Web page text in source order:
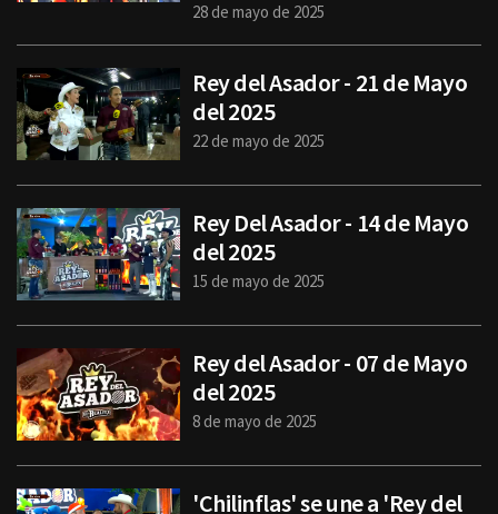
28 de mayo de 2025
Rey del Asador - 21 de Mayo
del 2025
22 de mayo de 2025
Rey Del Asador - 14 de Mayo
del 2025
15 de mayo de 2025
Rey del Asador - 07 de Mayo
del 2025
8 de mayo de 2025
'Chilinflas' se une a 'Rey del